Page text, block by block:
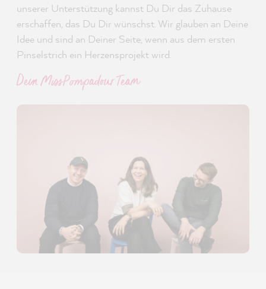
unserer Unterstützung kannst Du Dir das Zuhause
erschaffen, das Du Dir wünschst. Wir glauben an Deine
Idee und sind an Deiner Seite, wenn aus dem ersten
Pinselstrich ein Herzensprojekt wird.
Dein MissPompadour Team